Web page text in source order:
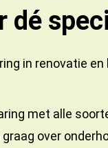
dé
in renovatie en
met alle
over